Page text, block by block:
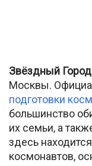
Звёздный
Москвы.
подготовки
большинство
их семьи, а
здесь
космонавтов,